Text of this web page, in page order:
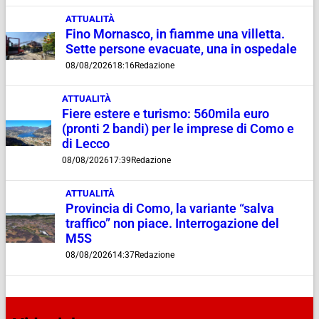
ATTUALITÀ
Fino Mornasco, in fiamme una villetta.
Sette persone evacuate, una in ospedale
08/08/202618:16Redazione
ATTUALITÀ
Fiere estere e turismo: 560mila euro
(pronti 2 bandi) per le imprese di Como e
di Lecco
08/08/202617:39 Redazione
ATTUALITÀ
Provincia di Como, la variante “salva
traffico” non piace. Interrogazione del
M5S
08/08/202614:37Redazione